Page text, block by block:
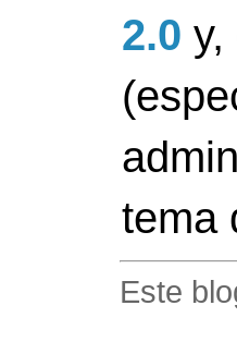
2.0 y,
tema
Este